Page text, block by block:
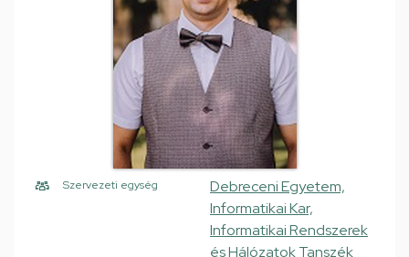
Szervezeti egység
Debreceni Egyetem,
Informatikai Kar,
Informatikai Rendszerek
és Hálózatok Tanszék